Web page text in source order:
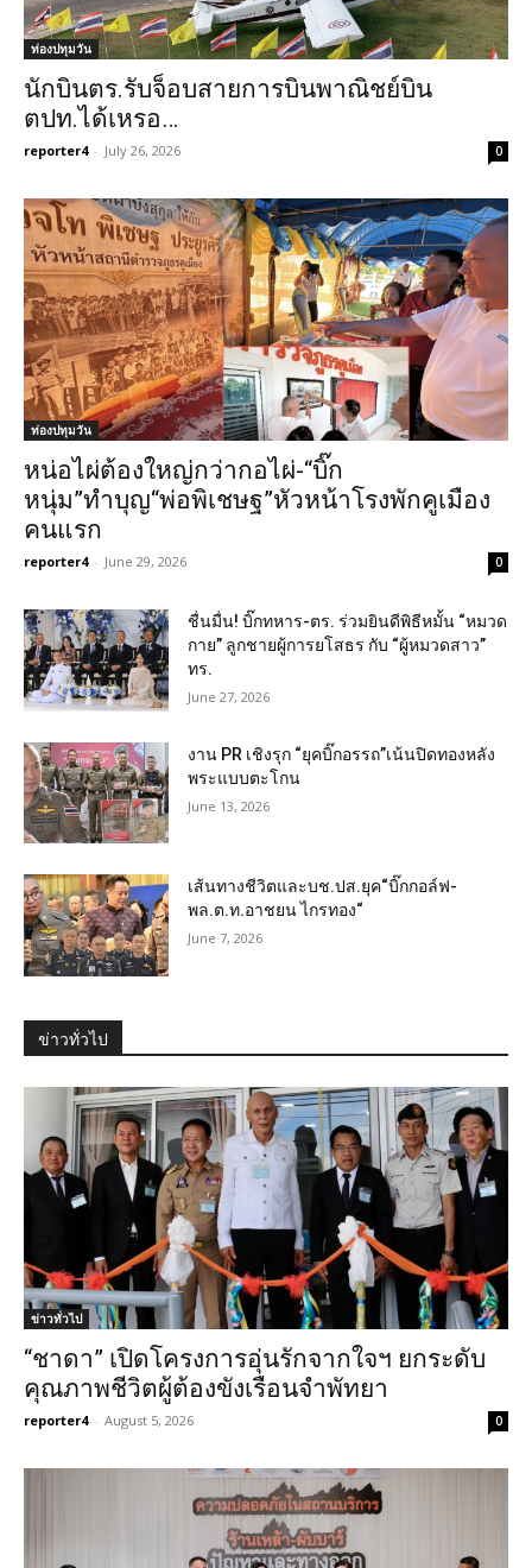
ท่องปทุมวัน
นักบินตร.รับจ็อบสายการบินพาณิชย์บิน
ตปท.ได้เหรอ…
reporter4 - July 26, 2026 0
ท่องปทุมวัน
หน่อไผ่ต้องใหญ่กว่ากอไผ่-“บิ๊ก
หนุ่ม”ทำบุญ“พ่อพิเชษฐ”หัวหน้าโรงพักคูเมือง
คนแรก
reporter4 - June 29, 2026 0
ชื่นมื่น! บิ๊กทหาร-ตร. ร่วมยินดีพิธีหมั้น “หมวด
กาย” ลูกชายผู้การยโสธร กับ “ผู้หมวดสาว”
ทร.
June 27, 2026
งาน PR เชิงรุก “ยุคบิ๊กอรรถ”เน้นปิดทองหลัง
พระแบบตะโกน
June 13, 2026
เส้นทางชีวิตและบช.ปส.ยุค“บิ๊กกอล์ฟ-
พล.ต.ท.อาชยน ไกรทอง“
June 7, 2026
ข่าวทั่วไป
ข่าวทั่วไป
“ชาดา” เปิดโครงการอุ่นรักจากใจฯ ยกระดับ
คุณภาพชีวิตผู้ต้องขังเรือนจำพัทยา
reporter4 - August 5, 2026 0